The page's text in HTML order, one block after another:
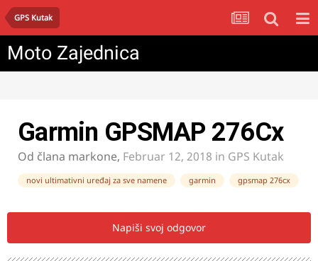
GPS Kutak
Moto Zajednica
Garmin GPSMAP 276Cx
Od člana markone, Februar 12, 2018 in GPS Kutak
novi ultimativni uređaj za sve namene garmin gpsmap 276cx
Napiši svoj odgovor